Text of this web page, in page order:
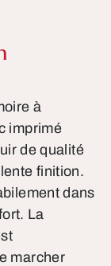
à
imprimé
de qualité
finition.
dans
La
marcher